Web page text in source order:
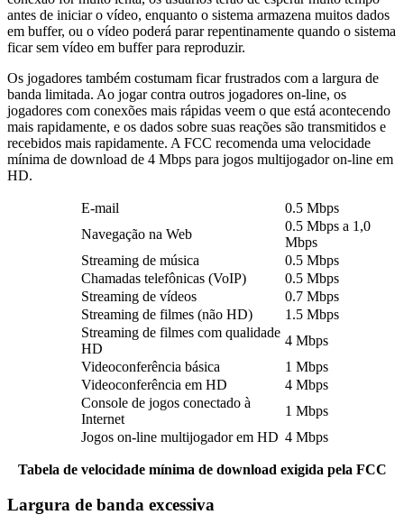
antes de iniciar o vídeo, enquanto o sistema armazena muitos dados
em buffer, ou o vídeo poderá parar repentinamente quando o sistema
ficar sem vídeo em buffer para reproduzir.
Os jogadores também costumam ficar frustrados com a largura de
banda limitada. Ao jogar contra outros jogadores on-line, os
jogadores com conexões mais rápidas veem o que está acontecendo
mais rapidamente, e os dados sobre suas reações são transmitidos e
recebidos mais rapidamente. A FCC recomenda uma velocidade
mínima de download de 4 Mbps para jogos multijogador on-line em
HD.
E-mail
0.5 Mbps
Navegação na Web
0.5 Mbps a 1,0
Mbps
Streaming de música
0.5 Mbps
Chamadas telefônicas (VoIP)
0.5 Mbps
Streaming de vídeos
0.7 Mbps
Streaming de filmes (não HD)
1.5 Mbps
Streaming de filmes com qualidade
HD
4 Mbps
Videoconferência básica
1 Mbps
Videoconferência em HD
4 Mbps
Console de jogos conectado à
Internet
1 Mbps
Jogos on-line multijogador em HD 4 Mbps
Tabela de velocidade mínima de download exigida pela FCC
Largura de banda excessiva